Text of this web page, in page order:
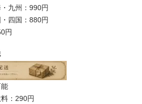
九州：990円
四国：880円
円
：290円